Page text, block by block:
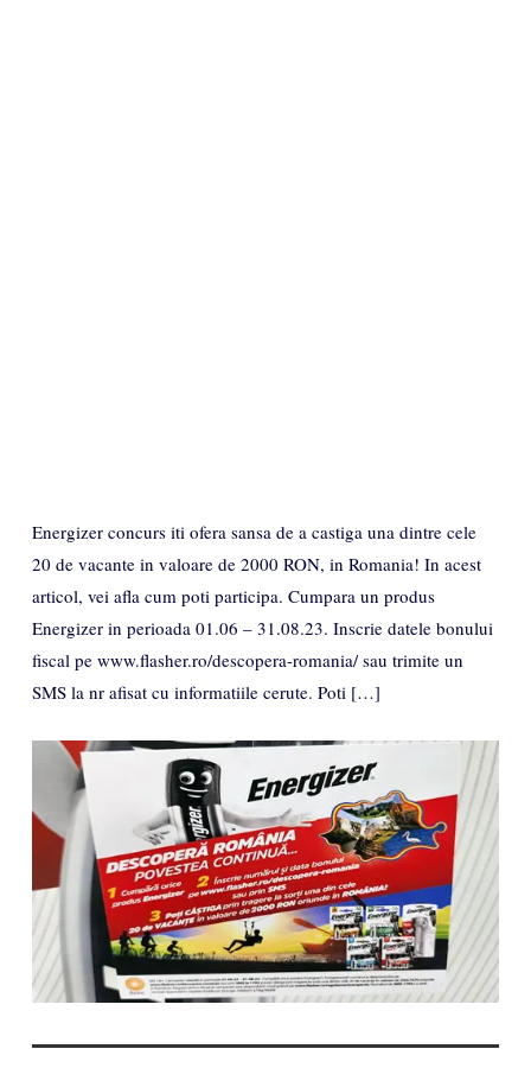
Energizer concurs iti ofera sansa de a castiga una dintre cele
20 de vacante in valoare de 2000 RON, in Romania! In acest
articol, vei afla cum poti participa. Cumpara un produs
Energizer in perioada 01.06 – 31.08.23. Inscrie datele bonului
fiscal pe www.flasher.ro/descopera-romania/ sau trimite un
SMS la nr afisat cu informatiile cerute. Poti […]